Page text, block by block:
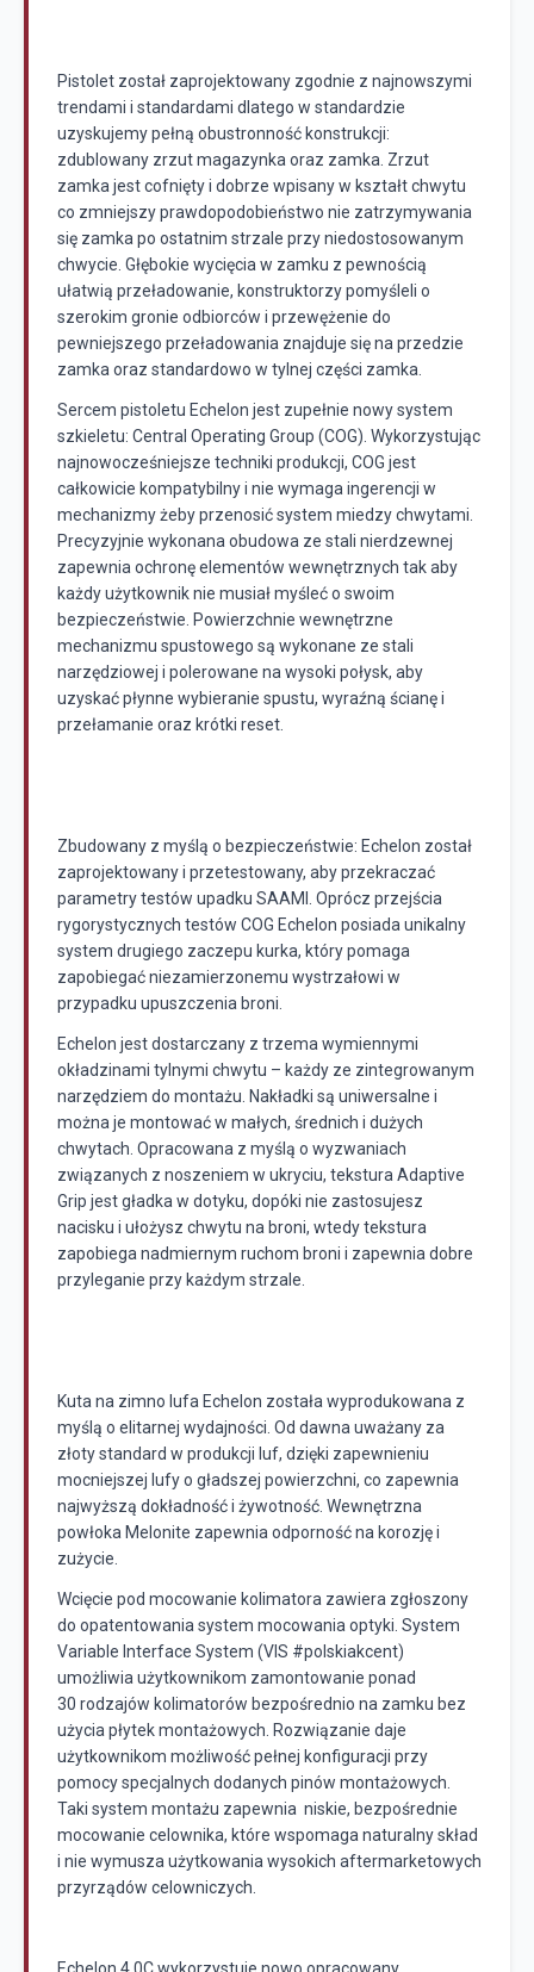
Pistolet został zaprojektowany zgodnie z najnowszymi
trendami i standardami dlatego w standardzie
uzyskujemy pełną obustronność konstrukcji:
zdublowany zrzut magazynka oraz zamka. Zrzut
zamka jest cofnięty i dobrze wpisany w kształt chwytu
co zmniejszy prawdopodobieństwo nie zatrzymywania
się zamka po ostatnim strzale przy niedostosowanym
chwycie. Głębokie wycięcia w zamku z pewnością
ułatwią przeładowanie, konstruktorzy pomyśleli o
szerokim gronie odbiorców i przewężenie do
pewniejszego przeładowania znajduje się na przedzie
zamka oraz standardowo w tylnej części zamka.
Sercem pistoletu Echelon jest zupełnie nowy system
szkieletu: Central Operating Group (COG). Wykorzystując
najnowocześniejsze techniki produkcji, COG jest
całkowicie kompatybilny i nie wymaga ingerencji w
mechanizmy żeby przenosić system miedzy chwytami.
Precyzyjnie wykonana obudowa ze stali nierdzewnej
zapewnia ochronę elementów wewnętrznych tak aby
każdy użytkownik nie musiał myśleć o swoim
bezpieczeństwie. Powierzchnie wewnętrzne
mechanizmu spustowego są wykonane ze stali
narzędziowej i polerowane na wysoki połysk, aby
uzyskać płynne wybieranie spustu, wyraźną ścianę i
przełamanie oraz krótki reset.
Zbudowany z myślą o bezpieczeństwie: Echelon został
zaprojektowany i przetestowany, aby przekraczać
parametry testów upadku SAAMI. Oprócz przejścia
rygorystycznych testów COG Echelon posiada unikalny
system drugiego zaczepu kurka, który pomaga
zapobiegać niezamierzonemu wystrzałowi w
przypadku upuszczenia broni.
Echelon jest dostarczany z trzema wymiennymi
okładzinami tylnymi chwytu – każdy ze zintegrowanym
narzędziem do montażu. Nakładki są uniwersalne i
można je montować w małych, średnich i dużych
chwytach. Opracowana z myślą o wyzwaniach
związanych z noszeniem w ukryciu, tekstura Adaptive
Grip jest gładka w dotyku, dopóki nie zastosujesz
nacisku i ułożysz chwytu na broni, wtedy tekstura
zapobiega nadmiernym ruchom broni i zapewnia dobre
przyleganie przy każdym strzale.
Kuta na zimno lufa Echelon została wyprodukowana z
myślą o elitarnej wydajności. Od dawna uważany za
złoty standard w produkcji luf, dzięki zapewnieniu
mocniejszej lufy o gładszej powierzchni, co zapewnia
najwyższą dokładność i żywotność. Wewnętrzna
powłoka Melonite zapewnia odporność na korozję i
zużycie.
Wcięcie pod mocowanie kolimatora zawiera zgłoszony
do opatentowania system mocowania optyki. System
Variable Interface System (VIS #polskiakcent)
umożliwia użytkownikom zamontowanie ponad
30 rodzajów kolimatorów bezpośrednio na zamku bez
użycia płytek montażowych. Rozwiązanie daje
użytkownikom możliwość pełnej konfiguracji przy
pomocy specjalnych dodanych pinów montażowych.
Taki system montażu zapewnia niskie, bezpośrednie
mocowanie celownika, które wspomaga naturalny skład
i nie wymusza użytkowania wysokich aftermarketowych
przyrządów celowniczych.